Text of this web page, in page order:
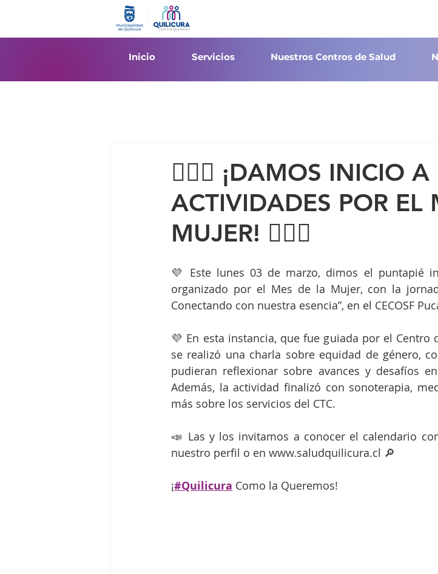
Inicio Servicios Nuestros Centros de Salud
🙋🏻‍♀️ ¡DAMOS INICIO A
ACTIVIDADES POR EL
MUJER! 🙋🏼‍♀️
💜 Este lunes 03 de marzo, dimos el puntapié
organizado por el Mes de la Mujer, con la
Conectando con nuestra esencia”, en el CECOSF
💜 En esta instancia, que fue guiada por el Centro
se realizó una charla sobre equidad de género,
pudieran reflexionar sobre avances y desafíos
Además, la actividad finalizó con sonoterapia,
más sobre los servicios del CTC.
📣 Las y los invitamos a conocer el calendario
nuestro perfil o en www.saludquilicura.cl 🔎
¡#Quilicura Como la Queremos!